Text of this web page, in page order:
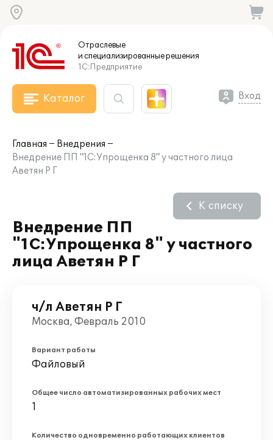
Отраслевые
и специализированныерешения
1С:Предприятие
Каталог Вход
Главная
Внедрения
Внедрение ПП "1С:Упрощенка 8" у частного лица
Аветян Р Г
Внедрение ПП
"1С:Упрощенка 8" у частного
лица Аветян Р Г
К списку
ч/л Аветян Р Г
Москва, Февраль 2010
Вариант работы
Файловый
Общее число автоматизированных рабочих мест
1
Количество одновременно работающих клиентов